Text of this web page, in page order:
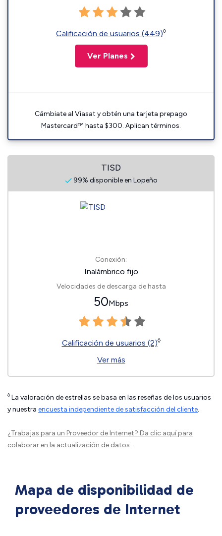
Calificación de usuarios (449)◊
Ver Planes
Cámbiate al Viasat y obtén una tarjeta prepago
Mastercard™ hasta $300. Aplican términos.
TISD
99% disponible en Lopeño
Conexión:
Inalámbrico fijo
Velocidades de descarga de hasta
50Mbps
Calificación de usuarios (2)◊
Ver más
◊ La valoración de estrellas se basa en las reseñas de los usuarios
y nuestra encuesta independiente de satisfacción del cliente.
¿Trabajas para un Proveedor de Internet? Da clic aquípara
colaborar en la actualización de datos.
Mapa de disponibilidad de
proveedores de Internet